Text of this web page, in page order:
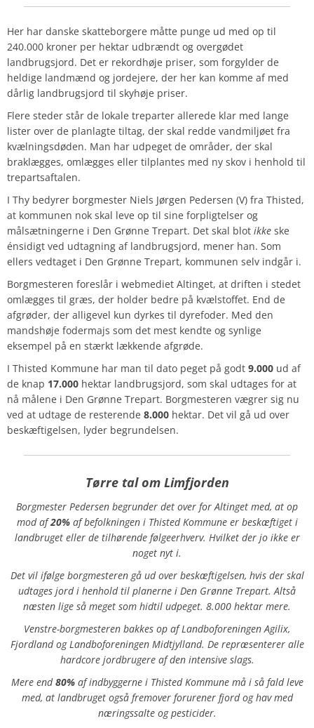
Her har danske skatteborgere måtte punge ud med op til
240.000 kroner per hektar udbrændt og overgødet
landbrugsjord. Det er rekordhøje priser, som forgylder de
heldige landmænd og jordejere, der her kan komme af med
dårlig landbrugsjord til skyhøje priser.
Flere steder står de lokale treparter allerede klar med lange
lister over de planlagte tiltag, der skal redde vandmiljøet fra
kvælningsdøden. Man har udpeget de områder, der skal
braklægges, omlægges eller tilplantes med ny skov i henhold til
trepartsaftalen.
I Thy bedyrer borgmester Niels Jørgen Pedersen (V) fra Thisted,
at kommunen nok skal leve op til sine forpligtelser og
målsætningerne i Den Grønne Trepart. Det skal blot ikke ske
énsidigt ved udtagning af landbrugsjord, mener han. Som
ellers vedtaget i Den Grønne Trepart, kommunen selv indgår i.
Borgmesteren foreslår i webmediet Altinget, at driften i stedet
omlægges til græs, der holder bedre på kvælstoffet. End de
afgrøder, der alligevel kun dyrkes til dyrefoder. Med den
mandshøje fodermajs som det mest kendte og synlige
eksempel på en stærkt lækkende afgrøde.
I Thisted Kommune har man til dato peget på godt 9.000 ud af
de knap 17.000 hektar landbrugsjord, som skal udtages for at
nå målene i Den Grønne Trepart. Borgmesteren vægrer sig nu
ved at udtage de resterende 8.000 hektar. Det vil gå ud over
beskæftigelsen, lyder begrundelsen.
Tørre tal om Limfjorden
Borgmester Pedersen begrunder det over for Altinget med, at op
mod af20%af befolkningen i Thisted Kommune er beskæftiget i
landbruget eller de tilhørende følgeerhverv. Hvilket der jo ikke er
noget nyt i.
Det vil ifølge borgmesteren gå ud over beskæftigelsen, hvis der skal
udtages jord i henhold til planerne i Den Grønne Trepart. Altså
næsten lige så meget som hidtil udpeget. 8.000 hektar mere.
Venstre-borgmesteren bakkes op af Landboforeningen Agilix,
Fjordland og Landboforeningen Midtjylland. De repræsenterer alle
hardcore jordbrugere af den intensive slags.
Mere end80%af indbyggerne i Thisted Kommune må i så fald leve
med, at landbruget også fremover forurener fjord og hav med
næringssalte og pesticider.